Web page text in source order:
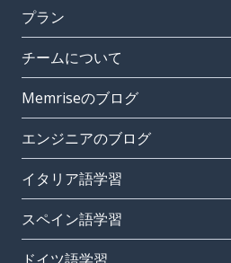
プラン
チームについて
Memriseのブログ
エンジニアのブログ
イタリア語学習
スペイン語学習